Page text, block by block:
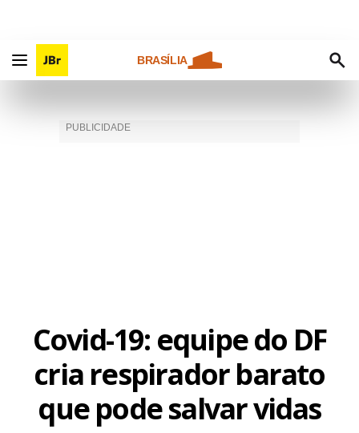
BRASÍLIA
Covid-19: equipe do DF
cria respirador barato
que pode salvar vidas